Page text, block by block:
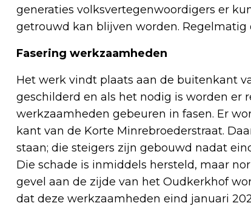
generaties volksvertegenwoordigers er
getrouwd kan blijven worden. Regelmatig
Fasering werkzaamheden
Het werk vindt plaats aan de buitenkant
geschilderd en als het nodig is worden er
werkzaamheden gebeuren in fasen. Er
kant van de Korte Minrebroederstraat.
staan; die steigers zijn gebouwd nadat
Die schade is inmiddels hersteld, maar
gevel aan de zijde van het Oudkerkhof
dat deze werkzaamheden eind januari